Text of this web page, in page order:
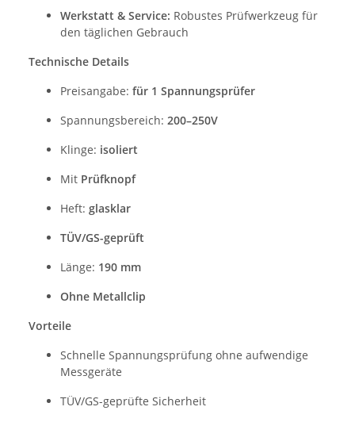
Werkstatt & Service: Robustes Prüfwerkzeug für
den täglichen Gebrauch
Technische Details
Preisangabe: für 1 Spannungsprüfer
Spannungsbereich: 200–250V
Klinge: isoliert
Mit Prüfknopf
Heft: glasklar
TÜV/GS-geprüft
Länge: 190 mm
Ohne Metallclip
Vorteile
Schnelle Spannungsprüfung ohne aufwendige
Messgeräte
TÜV/GS-geprüfte Sicherheit